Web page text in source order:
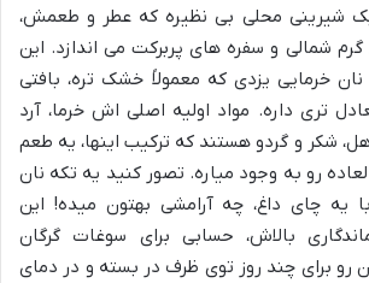
یک شیرینی محلی بی نظیره که عطر و طعمش،
گرم شمالی و سفره های پربرکت می اندازد. این
نان خرمایی یزدی که معمولاً خشک تره، بافتی
تری داره. مواد اولیه اصلی اش خرما، آرد
شکر و گردو هستند که ترکیب اینها، یه طعم
رو به وجود میاره. تصور کنید یه تکه نان
یه چای داغ، چه آرامشی بهتون میده! این
بالاش، حسابی برای سوغات گرگان
رو برای چند روز توی ظرف در بسته و در دمای